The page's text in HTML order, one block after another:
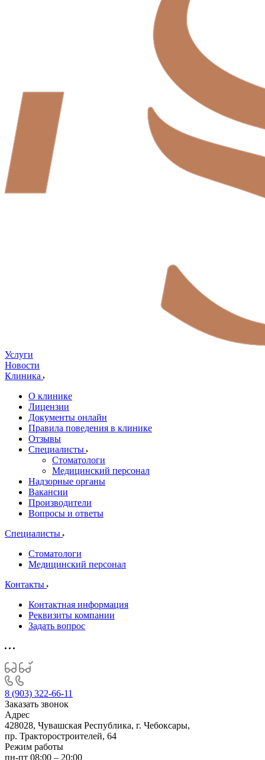
Услуги
Новости
Клиника
О клинике
Лицензии
Документы онлайн
Правила поведения в клинике
Отзывы
Специалисты
Стоматологи
Медицинский персонал
Надзорные органы
Вакансии
Производители
Вопросы и ответы
Специалисты
Стоматологи
Медицинский персонал
Контакты
Контактная информация
Реквизиты компании
Задать вопрос
8 (903) 322-66-11
Заказать звонок
Адрес
428028, Чувашская Республика, г. Чебоксары,
пр. Тракторостроителей, 64
Режим работы
пн-пт 08:00 – 20:00